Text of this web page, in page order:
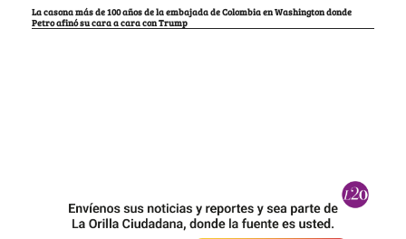
La casona más de 100 años de la embajada de Colombia en Washington donde
Petro afinó su cara a cara con Trump